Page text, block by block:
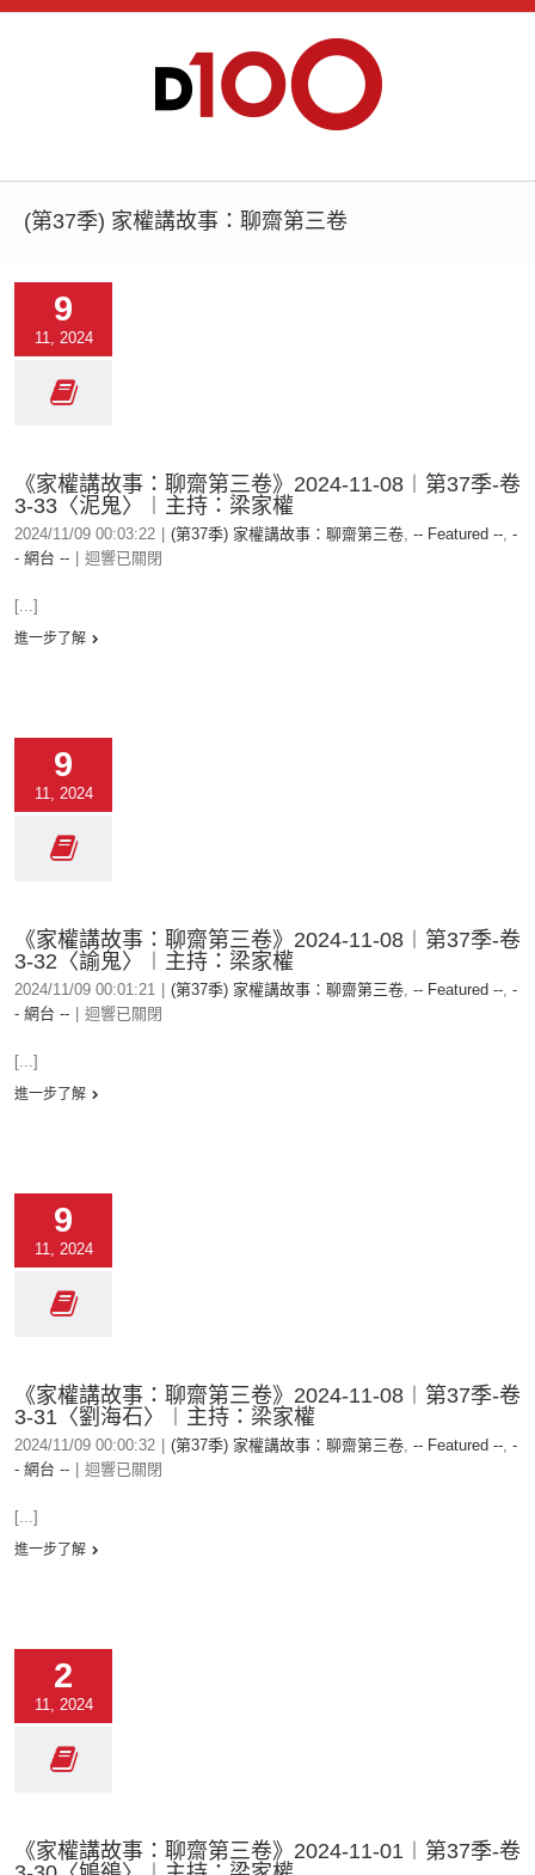
(第37季) 家權講故事：聊齋第三卷
9
11, 2024
《家權講故事：聊齋第三卷》2024-11-08︱第37季-卷
3-33〈泥鬼〉︱主持：梁家權
2024/11/09 00:03:22 (第37季) 家權講故事：聊齋第三卷, -- Featured --, -
- 網台 --
迴響已關閉
[...]
進一步了解
9
11, 2024
《家權講故事：聊齋第三卷》2024-11-08︱第37季-卷
3-32〈諭鬼〉︱主持：梁家權
2024/11/09 00:01:21 (第37季) 家權講故事：聊齋第三卷, -- Featured --, -
- 網台 --
迴響已關閉
[...]
進一步了解
9
11, 2024
《家權講故事：聊齋第三卷》2024-11-08︱第37季-卷
3-31〈劉海石〉︱主持：梁家權
2024/11/09 00:00:32 (第37季) 家權講故事：聊齋第三卷, -- Featured --, -
- 網台 --
迴響已關閉
[...]
進一步了解
2
11, 2024
《家權講故事：聊齋第三卷》2024-11-01︱第37季-卷